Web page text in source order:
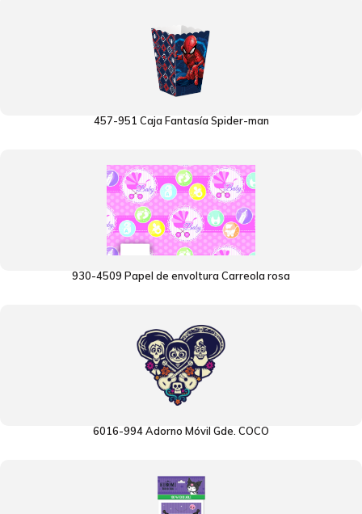
457-951 Caja Fantasía Spider-man
930-4509 Papel de envoltura Carreola rosa
6016-994 Adorno Móvil Gde. COCO